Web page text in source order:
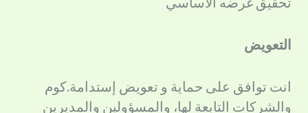
التعويض
انت توافق على حماية و تعويض إستدامة.كوم
والشركات التابعة لها، والمسؤولين والمديرين